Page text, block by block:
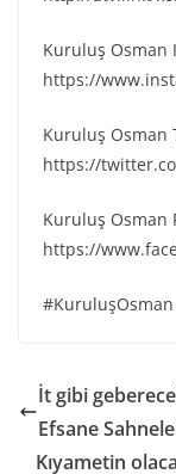
Kuruluş Osman
https://
Kuruluş Osman
https://
Kuruluş Osman
https://
İt gibi
Efsane
Kıyametin